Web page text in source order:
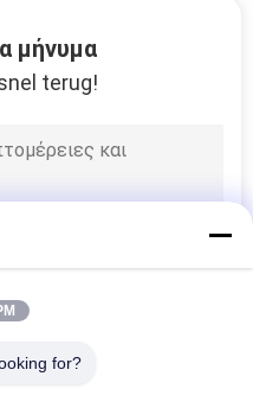
μήνυμα
terug!
for?